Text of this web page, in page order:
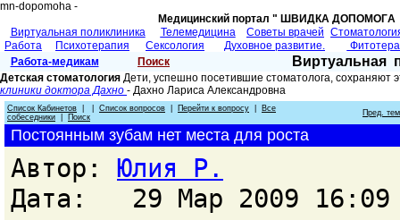
mn-dopomoha -
Медицинский портал " ШВИДКА
Виртуальная поликлиника
Телемедицина Советы врачей
Работа
Психотерапия Сексология Духовное развитие.
Работа-медикам
Поиск Виртуальная
Детская стоматология Дети, успешно посетившие стоматолога,
клиники доктора Дахно - Дахно Лариса Александровнa
Список Кабинетов Список вопросов Перейти к вопросу
Все
собеседники
Поиск Пред.
Постоянным зубам нет места для роста
Автор: Юлия Р.
Дата: 29 Мар 2009 16:09